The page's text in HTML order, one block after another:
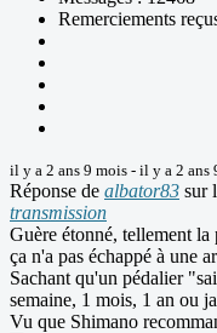
Remerciements
il y a 2 ans 9 mois - il y a 2 ans
Réponse de albator83 sur
transmission
Guère étonné, tellement la
ça n'a pas échappé à une
Sachant qu'un pédalier
semaine, 1 mois, 1 an ou
Vu que Shimano